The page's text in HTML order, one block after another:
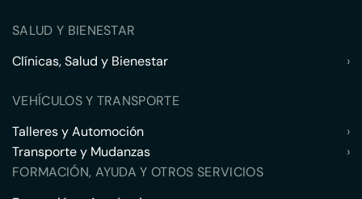
SALUD Y BIENESTAR
Clínicas, Salud y Bienestar
›
VEHÍCULOS Y TRANSPORTE
Talleres y Automoción
›
Transporte y Mudanzas
›
FORMACIÓN, AYUDA Y OTROS SERVICIOS